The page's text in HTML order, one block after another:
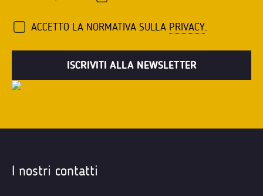
ACCETTO LA NORMATIVA SULLA PRIVACY.
I nostri contatti